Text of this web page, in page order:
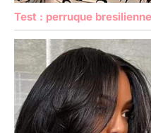
Test : perruque